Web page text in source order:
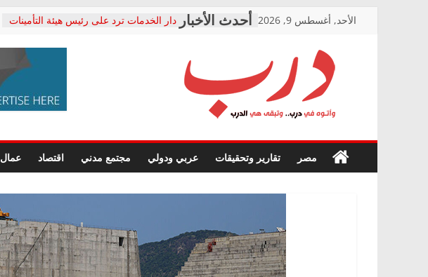
الأحد, أغسطس 9, 2026
دار الخدمات ترد على رئيس هيئة التأمينات
معاناة أصحاب المعاشات.. ونطالب بكشف
فرحات سليمان يكتب: القطاع الصحي إلى
حزب التحالف الشعبي يطلق لجنة “الحق
صور .. اعتماد الرسومات النهائية للقرار
الوزاري لمدينة الصحفيين.. وانتهاء أعمال
إنشاء المبنى الإداري
قرينة البراءة وضمانات المحاكمة العادلة
درب
في
درب..
مصر تقارير وتحقيقات عربي ودولي مجتمع مدني اقتصاد عمال